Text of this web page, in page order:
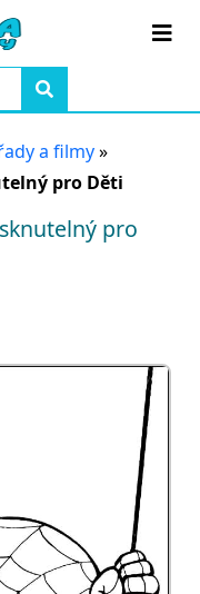
a filmy»
pro Děti
pro